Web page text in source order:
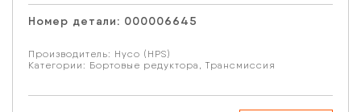
Номер детали: 000006645
Производитель: Hyco (HPS)
Категории: Бортовые редуктора Трансмиссия